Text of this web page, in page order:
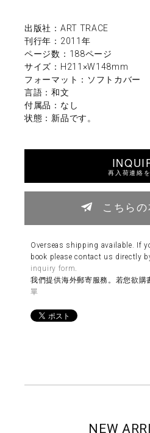
出版社：ART TRACE
刊行年：2011年
ページ数：188ページ
サイズ：H211×W148mm
フォーマット：ソフトカバー
言語：和文
付属品：なし
状態：新品です。
再入荷連絡
こちら
Overseas shipping available. If
book please contact us directly
inquiry form
我們提供海外郵寄服務。若您欲購
單
NEW